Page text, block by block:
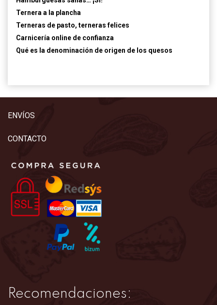
Ternera a la plancha
Terneras de pasto, terneras felices
Carnicería online de confianza
Qué es la denominación de origen de los quesos
ENVÍOS
CONTACTO
Recomendaciones: